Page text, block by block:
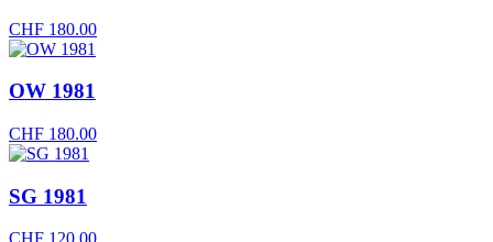
CHF 180.00
OW 1981
CHF 180.00
SG 1981